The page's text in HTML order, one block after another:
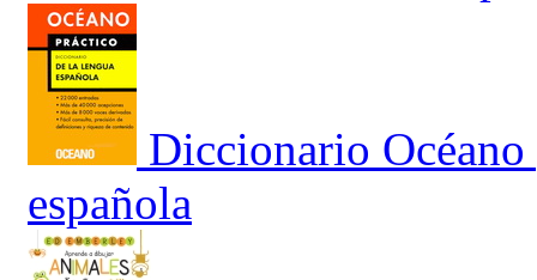
Diccionario
española